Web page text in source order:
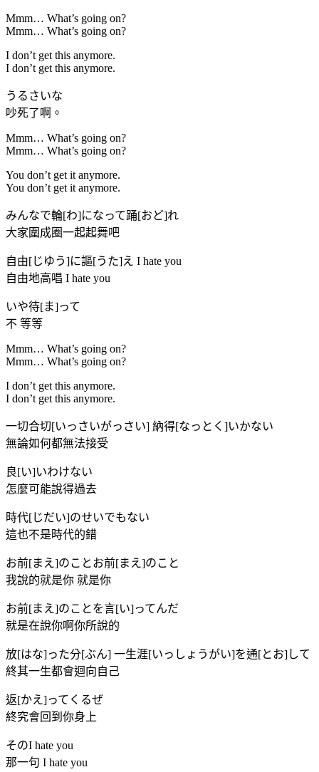
Mmm… What’s going on?
Mmm… What’s going on?
I don’t get this anymore.
I don’t get this anymore.
うるさいな
吵死了啊。
Mmm… What’s going on?
Mmm… What’s going on?
You don’t get it anymore.
You don’t get it anymore.
みんなで輪[わ]になって踊[おど]れ
大家圍成圈一起起舞吧
自由[じゆう]に謳[うた]え I hate you
自由地高唱 I hate you
いや待[ま]って
不 等等
Mmm… What’s going on?
Mmm… What’s going on?
I don’t get this anymore.
I don’t get this anymore.
一切合切[いっさいがっさい] 納得[なっとく]いかない
無論如何都無法接受
良[い]いわけない
怎麼可能說得過去
時代[じだい]のせいでもない
這也不是時代的錯
お前[まえ]のことお前[まえ]のこと
我說的就是你 就是你
お前[まえ]のことを言[い]ってんだ
就是在說你啊你所說的
放[はな]った分[ぶん] 一生涯[いっしょうがい]を通[とお]して
終其一生都會迴向自己
返[かえ]ってくるぜ
終究會回到你身上
そのI hate you
那一句 I hate you